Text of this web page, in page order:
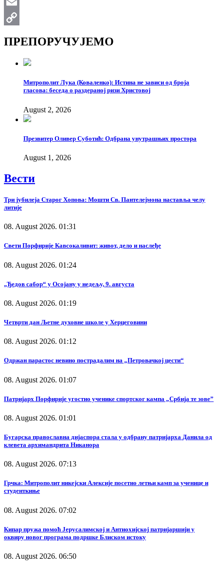
WhatsApp
Email
ПРЕПОРУЧУЈЕМО
Митрополит Лука (Коваленко): Истина не зависи од броја
гласова: беседа о раздераној ризи Христовој
August 2, 2026
Презвитер Оливер Суботић: Одбрана унутрашњих простора
August 1, 2026
Вести
Три јубилеја Старог Хопова: Мошти Св. Пантелејмона наставља челу
литије
08. August 2026. 01:31
Свети Порфирије Кавсокаливит: живот, дело и наслеђе
08. August 2026. 01:24
„Ђедов сабор“ у Осојану у недељу, 9. августа
08. August 2026. 01:19
Четврти дан Љетне духовне школе у Херцеговини
08. August 2026. 01:12
Одржан парастос невино пострадалим на „Петровачкој цести“
08. August 2026. 01:07
Патријарх Порфирије угостио ученике спортског кампа „Србија те зове”
08. August 2026. 01:01
Бугарска православна дијаспора стала у одбрану патријарха Данила од
клевета архимандрита Никанора
08. August 2026. 07:13
Грчка: Митрополит никејски Алексије посетио летњи камп за ученице и
студенткиње
08. August 2026. 07:02
Кипар пружа помоћ Јерусалимској и Антиохијској патријаршији у
оквиру новог програма подршке Блиском истоку
08. August 2026. 06:50